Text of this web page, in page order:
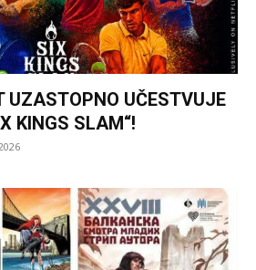
UZASTOPNO UČESTVUJE
KINGS SLAM“!